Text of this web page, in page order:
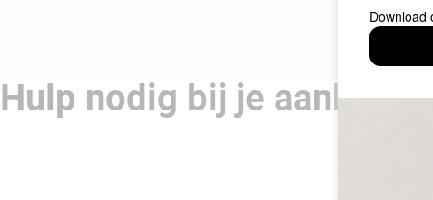
Hulp nodig bij je aankoop?